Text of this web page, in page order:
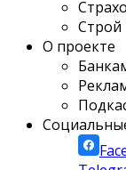
Строй
О проекте